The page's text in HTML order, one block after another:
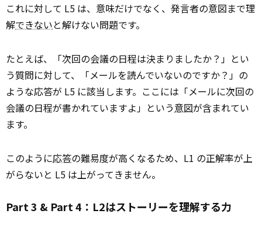
これに対して L5 は、意味だけでなく、発言者の意図まで理
解できないと解けない問題です。
たとえば、「次回の会議の日程は決まりましたか？」とい
う質問に対して、「メールを読んでいないのですか？」の
ような応答が L5 に該当します。ここには「メールに次回の
会議の日程が書かれていますよ」という意図が含まれてい
ます。
このように応答の難易度が高くなるため、L1 の正解率が上
がらないと L5 は上がってきません。
Part 3 & Part 4：L2はストーリーを理解する力